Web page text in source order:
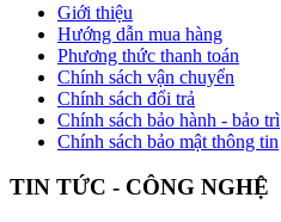
Giới thiệu
Hướng dẫn mua hàng
Phương thức thanh toán
Chính sách vận chuyển
Chính sách đổi trả
Chính sách bảo hành - bảo trì
Chính sách bảo mật thông tin
TIN TỨC - CÔNG NGHỆ